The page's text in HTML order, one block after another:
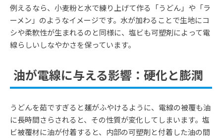
例えるなら、小麦粉と水で練り上げて作る「うどん」や「ラ
ーメン」のようなイメージです。水が加わることで生地にコ
シや柔軟性が生まれるのと同様に、塩ビも可塑剤によって電
線らしいしなやかさを保っています。
油が電線に与える影響：硬化と膨潤
うどんを茹ですぎると麺がふやけるように、電線の被覆も油
に長時間さらされると、その性質が変化してしまいます。塩
ビ被覆材に油が付着すると、内部の可塑剤と付着した油の間